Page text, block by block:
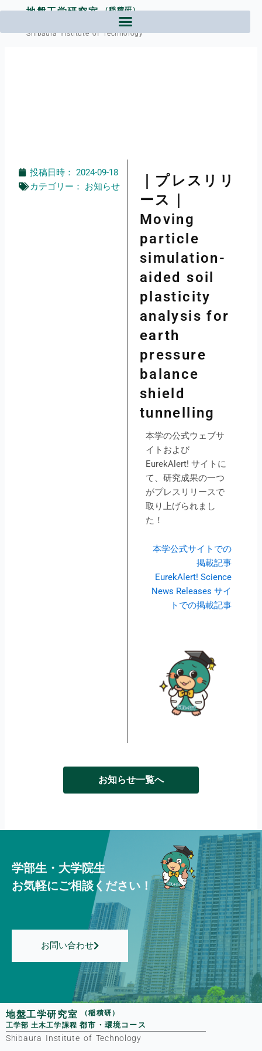
を
地盤工学研究室 （稲積研）
芝浦工業大学工学部土木工学課程
Shibaura Institute of Technology
投稿日時： 2024-09-18
カテゴリー：
お知らせ
｜プレスリリ
ース｜
Moving
particle
simulation-
aided soil
plasticity
analysis for
earth
pressure
balance
shield
tunnelling
本学の公式ウェブサ
イトおよび
EurekAlert! サイトに
て、研究成果の一つ
がプレスリリースで
取り上げられまし
た！
本学公式サイトでの
掲載記事
EurekAlert! Science
News Releases サイ
トでの掲載記事
お知らせ一覧へ
学部生・大学院生
お気軽にご相談ください！
お問い合わせ
地盤工学研究室
（稲積研）
工学部 土木工学課程 都市・環境コース
Shibaura Institute of Technology